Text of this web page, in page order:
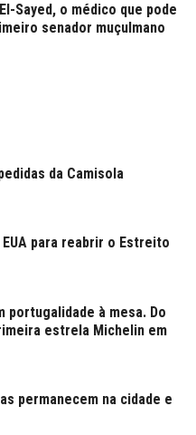
Sayed, o médico que pode
senador muçulmano
da Camisola
para reabrir o Estreito
portugalidade à mesa. Do
estrela Michelin em
permanecem na cidade e